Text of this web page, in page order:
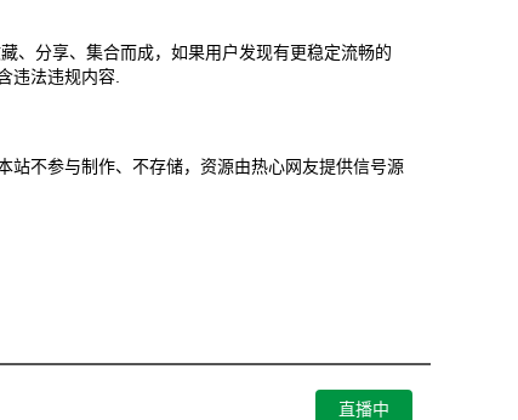
、分享、集合而成，如果用户发现有更稳定流畅的
违法违规内容.
不参与制作、不存储，资源由热心网友提供信号源
直播中